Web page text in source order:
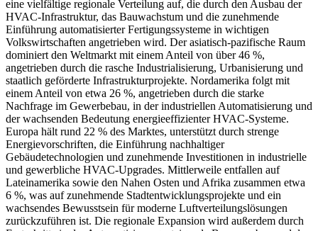
eine vielfältige regionale Verteilung auf, die durch den Ausbau der
HVAC-Infrastruktur, das Bauwachstum und die zunehmende
Einführung automatisierter Fertigungssysteme in wichtigen
Volkswirtschaften angetrieben wird. Der asiatisch-pazifische Raum
dominiert den Weltmarkt mit einem Anteil von über 46 %,
angetrieben durch die rasche Industrialisierung, Urbanisierung und
staatlich geförderte Infrastrukturprojekte. Nordamerika folgt mit
einem Anteil von etwa 26 %, angetrieben durch die starke
Nachfrage im Gewerbebau, in der industriellen Automatisierung und
der wachsenden Bedeutung energieeffizienter HVAC-Systeme.
Europa hält rund 22 % des Marktes, unterstützt durch strenge
Energievorschriften, die Einführung nachhaltiger
Gebäudetechnologien und zunehmende Investitionen in industrielle
und gewerbliche HVAC-Upgrades. Mittlerweile entfallen auf
Lateinamerika sowie den Nahen Osten und Afrika zusammen etwa
6 %, was auf zunehmende Stadtentwicklungsprojekte und ein
wachsendes Bewusstsein für moderne Luftverteilungslösungen
zurückzuführen ist. Die regionale Expansion wird außerdem durch